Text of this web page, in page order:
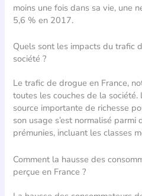
moins une fois dans sa vie, une
5,6 % en 2017.
Quels sont les impacts du trafic
société ?
Le trafic de drogue en France,
toutes les couches de la
source importante de richesse
son usage s’est normalisé
prémunies, incluant les classes
Comment la hausse des
perçue en France ?